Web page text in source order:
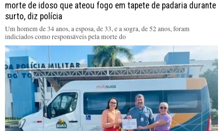
morte de idoso que ateou fogo em tapete de padaria durante
surto, diz polícia
Um homem de 34 anos, a esposa, de 33, e a sogra, de 52 anos, foram
indiciados como responsáveis pela morte do